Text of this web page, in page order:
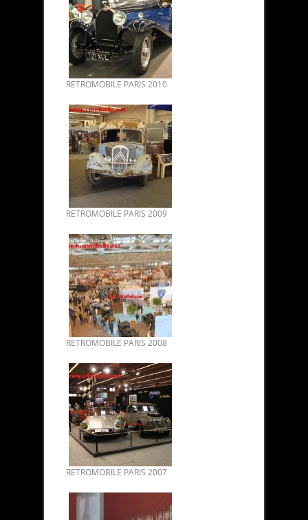
RETROMOBILE PARIS 2010
RETROMOBILE PARIS 2009
RETROMOBILE PARIS 2008
RETROMOBILE PARIS 2007